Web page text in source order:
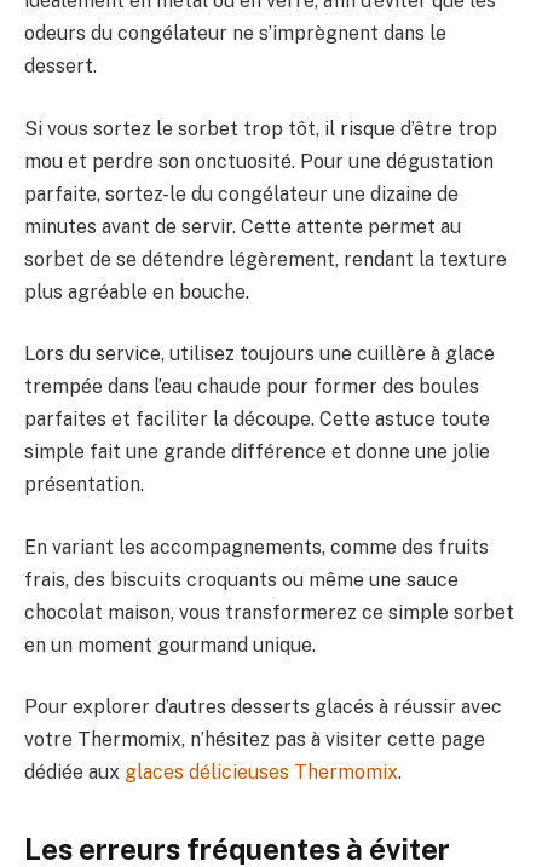
odeurs du congélateur ne s’imprègnent dans le
dessert.
Si vous sortez le sorbet trop tôt, il risque d’être trop
mou et perdre son onctuosité. Pour une dégustation
parfaite, sortez-le du congélateur une dizaine de
minutes avant de servir. Cette attente permet au
sorbet de se détendre légèrement, rendant la texture
plus agréable en bouche.
Lors du service, utilisez toujours une cuillère à glace
trempée dans l’eau chaude pour former des boules
parfaites et faciliter la découpe. Cette astuce toute
simple fait une grande différence et donne une jolie
présentation.
En variant les accompagnements, comme des fruits
frais, des biscuits croquants ou même une sauce
chocolat maison, vous transformerez ce simple sorbet
en un moment gourmand unique.
Pour explorer d’autres desserts glacés à réussir avec
votre Thermomix, n’hésitez pas à visiter cette page
dédiée aux glaces délicieuses Thermomix.
Les erreurs fréquentes à éviter